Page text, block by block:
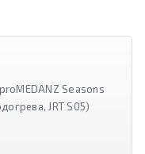
Seasons
JRT S05)